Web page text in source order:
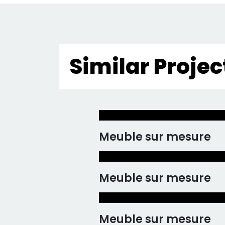
Similar
Meuble sur mesure
Meuble sur mesure
Meuble sur mesure